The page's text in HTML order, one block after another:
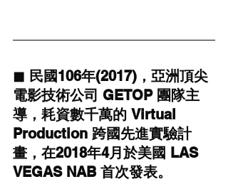
◼ 民國106年(2017)，亞洲頂尖
電影技術公司 GETOP 團隊主
導，耗資數千萬的 Virtual
Production 跨國先進實驗計
畫，在2018年4月於美國 LAS
VEGAS NAB 首次發表。